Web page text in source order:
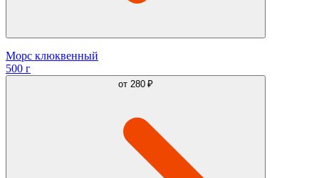
Морс клюквенный
500 г
от 280 ₽